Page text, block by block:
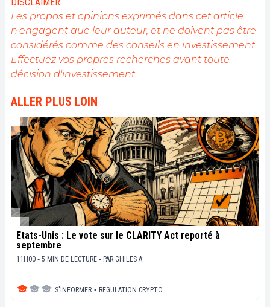
public sur cet écosystème en constante évolution.
Mon objectif est de permettre à chacun de mieux
comprendre la blockchain et de saisir les
opportunités qu'elle offre. Je m'efforce chaque jour
de fournir une analyse objective de l'actualité, de
décrypter les tendances du marché, de relayer les
sociétaux de cette révolution en marche.
Les propos et opinions exprimés dans cet article
n'engagent que leur auteur, et ne doivent pas être
considérés comme des conseils en investissement.
Effectuez vos propres recherches avant toute
décision d'investissement.
ALLER PLUS LOIN
États-Unis : Le vote sur le CLARITY Act reporté à
septembre
11H00 ▪ 5 MIN DE LECTURE ▪ PAR GHILES A.
S'INFORMER ▪ REGULATION CRYPTO